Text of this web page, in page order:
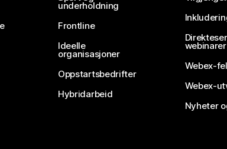
underholdning
Frontline
Ideelle
organisasjoner
Oppstartsbedrifter
Hybridarbeid
webinarer
Webex-
Webex-
Nyheter